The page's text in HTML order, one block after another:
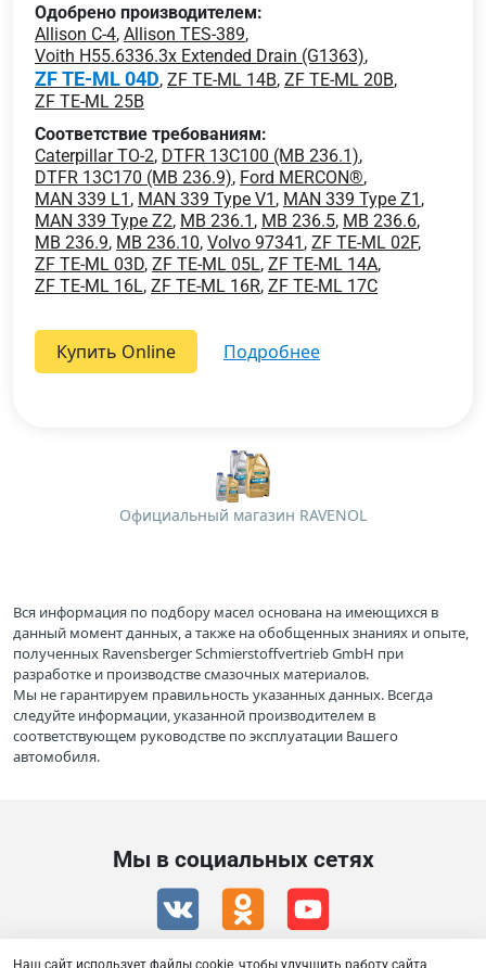
Одобрено производителем:
Allison C-4, Allison TES-389,
Voith H55.6336.3x Extended Drain (G1363),
ZF TE-ML 04D, ZF TE-ML 14B, ZF TE-ML 20B,
ZF TE-ML 25B
Соответствие требованиям:
Caterpillar TO-2, DTFR 13C100 (MB 236.1),
DTFR 13C170 (MB 236.9), Ford MERCON®,
MAN 339 L1 , MAN 339 Type V1 , MAN 339 Type Z1 ,
MAN 339 Type Z2, MB 236.1 , MB 236.5, MB 236.6,
MB 236.9, MB 236.10, Volvo 97341 , ZF TE-ML 02F,
ZF TE-ML 03D, ZF TE-ML 05L, ZF TE-ML 14A,
ZF TE-ML 16L, ZF TE-ML 16R, ZF TE-ML 17C
Купить Online подробнее
Официальный магазин RAVENOL
Вся информация по подбору масел основана на имеющихся в
данный момент данных, а также на обобщенных знаниях и опыте,
полученных Ravensberger Schmierstoffvertrieb GmbH при
разработке и производстве смазочных материалов.
Мы не гарантируем правильность указанных данных. Всегда
следуйте информации, указанной производителем в
соответствующем руководстве по эксплуатации Вашего
автомобиля.
Мы в социальных сетях
Наш сайт использует файлы cookie, чтобы улучшить работу сайта,